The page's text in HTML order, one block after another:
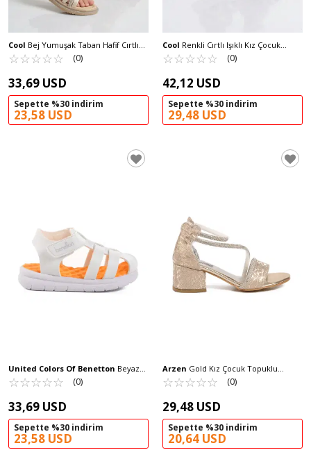
Cool Bej Yumuşak Taban Hafif Cırtlı
Kız Çocuk Sandalet Maya F
☆☆☆☆☆
★★★★★ (0)
33,69 USD
Sepette %30 indirim
23,58 USD
Cool Renkli Cırtlı Işıklı Kız Çocuk
Sandalet Pamela F
☆☆☆☆☆
★★★★★ (0)
42,12 USD
Sepette %30 indirim
29,48 USD
United Colors Of Benetton Beyaz
Cırtlı Kız Bebek Sandalet BN-1245 B
☆☆☆☆☆
★★★★★ (0)
33,69 USD
Sepette %30 indirim
23,58 USD
Arzen Gold Kız Çocuk Topuklu
Sandalet 26A97 F
☆☆☆☆☆
★★★★★ (0)
29,48 USD
Sepette %30 indirim
20,64 USD